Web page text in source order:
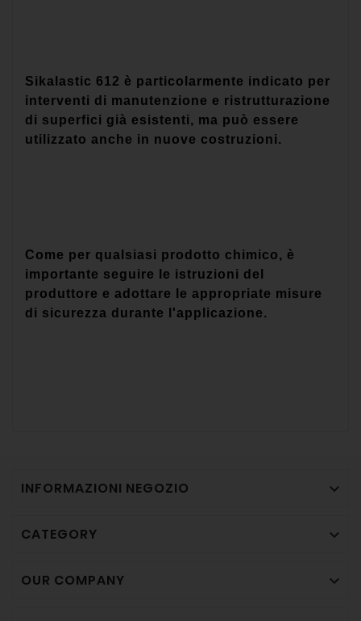
Sikalastic 612 è particolarmente indicato per
interventi di manutenzione e ristrutturazione
di superfici già esistenti, ma può essere
utilizzato anche in nuove costruzioni.
Come per qualsiasi prodotto chimico, è
importante seguire le istruzioni del
produttore e adottare le appropriate misure
di sicurezza durante l'applicazione.
INFORMAZIONI NEGOZIO 
CATEGORY 
OUR COMPANY 